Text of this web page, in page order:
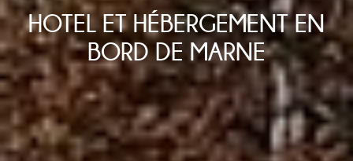
HOTEL ET HÉBERGEMENT EN
BORD DE MARNE